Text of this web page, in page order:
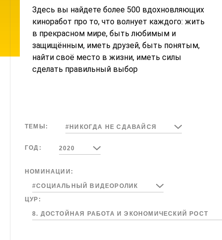
Здесь вы найдете более 500 вдохновляющих
киноработ про то, что волнует каждого: жить
в прекрасном мире, быть любимым и
защищённым, иметь друзей, быть понятым,
найти своё место в жизни, иметь силы
сделать правильный выбор
ТЕМЫ: #НИКОГДА НЕ СДАВАЙСЯ
ГОД: 2020
НОМИНАЦИИ:
#СОЦИАЛЬНЫЙ ВИДЕОРОЛИК
ЦУР:
8. ДОСТОЙНАЯ РАБОТА И ЭКОНОМИЧЕСКИЙ РОСТ